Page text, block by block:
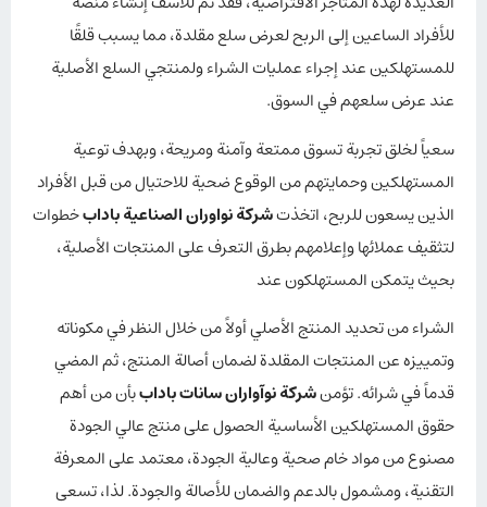
للأفراد الساعين إلى الربح لعرض سلع مقلدة، مما يسبب قلقًا
للمستهلكين عند إجراء عمليات الشراء ولمنتجي السلع الأصلية
عند عرض سلعهم في السوق.
سعياً لخلق تجربة تسوق ممتعة وآمنة ومريحة، وبهدف توعية
المستهلكين وحمايتهم من الوقوع ضحية للاحتيال من قبل الأفراد
الذين يسعون للربح، اتخذتشركة نواوران الصناعية بادابخطوات
لتثقيف عملائها وإعلامهم بطرق التعرف على المنتجات الأصلية،
بحيث يتمكن المستهلكون عند
الشراء من تحديد المنتج الأصلي أولاً من خلال النظر في مكوناته
وتمييزه عن المنتجات المقلدة لضمان أصالة المنتج، ثم المضي
قدماً في شرائه. تؤمنشركة نوآواران سانات باداببأن من أهم
حقوق المستهلكين الأساسية الحصول على منتج عالي الجودة
مصنوع من مواد خام صحية وعالية الجودة، معتمد على المعرفة
التقنية، ومشمول بالدعم والضمان للأصالة والجودة. لذا، تسعى